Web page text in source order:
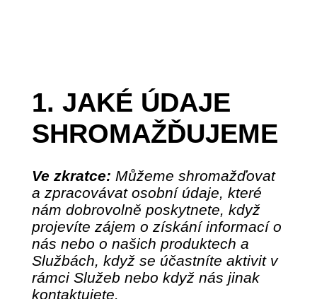
1. JAKÉ ÚDAJE
SHROMAŽĎUJEME
Ve zkratce: Můžeme shromažďovat
a zpracovávat osobní údaje, které
nám dobrovolně poskytnete, když
projevíte zájem o získání informací o
nás nebo o našich produktech a
Službách, když se účastníte aktivit v
rámci Služeb nebo když nás jinak
kontaktujete.